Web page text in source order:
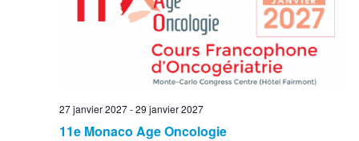
11e Monaco Age Oncologie
27 janvier 2027-29 janvier 2027